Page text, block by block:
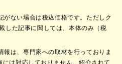
がない場合は税込価格です。ただしク
した記事に関しては、本体のみ（税
報は、専門家への取材を行っておりま
は対応しておりません。紹介されて